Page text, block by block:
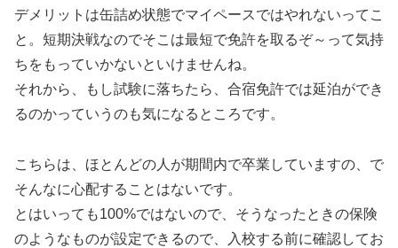
デメリットは缶詰め状態でマイペースではやれないってこ
と。短期決戦なのでそこは最短で免許を取るぞ～って気持
ちをもっていかないといけませんね。
それから、もし試験に落ちたら、合宿免許では延泊ができ
るのかっていうのも気になるところです。
こちらは、ほとんどの人が期間内で卒業していますの、で
そんなに心配することはないです。
とはいっても100%ではないので、そうなったときの保険
のようなものが設定できるので、入校する前に確認してお